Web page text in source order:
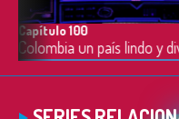
Capítulo 100